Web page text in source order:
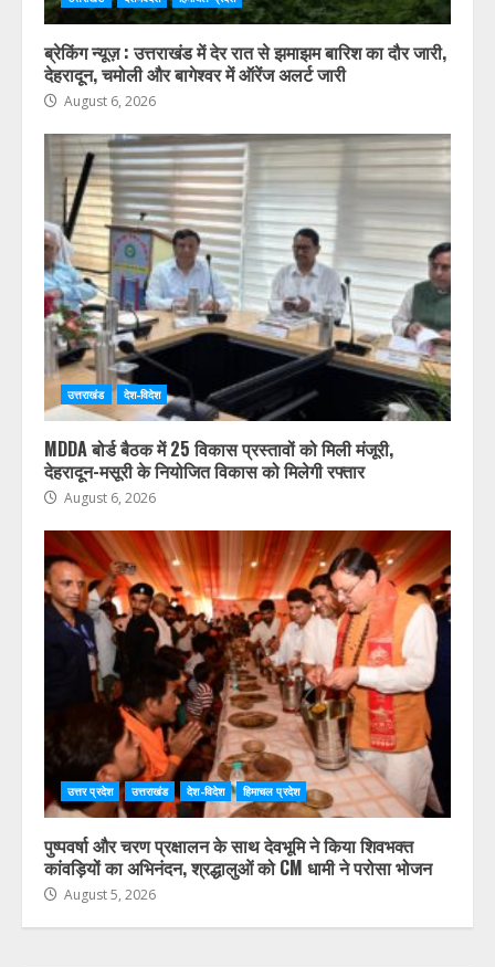
ब्रेकिंग न्यूज़ : उत्तराखंड में देर रात से झमाझम बारिश का दौर जारी,
देहरादून, चमोली और बागेश्वर में ऑरेंज अलर्ट जारी
August 6, 2026
उत्तराखंड देश-विदेश
MDDA बोर्ड बैठक में 25 विकास प्रस्तावों को मिली मंजूरी,
देहरादून-मसूरी के नियोजित विकास को मिलेगी रफ्तार
August 6, 2026
उत्तर प्रदेश उत्तराखंड देश-विदेश हिमाचल प्रदेश
पुष्पवर्षा और चरण प्रक्षालन के साथ देवभूमि ने किया शिवभक्त
कांवड़ियों का अभिनंदन, श्रद्धालुओं को CM धामी ने परोसा भोजन
August 5, 2026